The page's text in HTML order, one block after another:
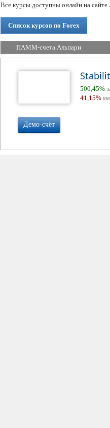
Все курсы доступны онлайн на
Список курсов по Forex
ПАММ-счета Альпари
500,45%
41,15%
Демо-счёт